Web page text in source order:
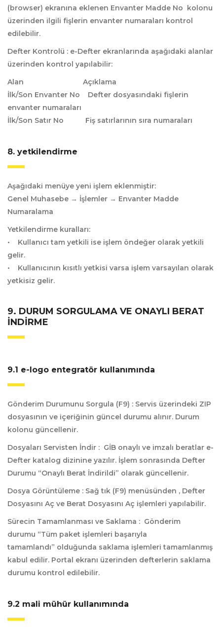
(browser) ekranına eklenen Envanter Madde No kolonu
üzerinden ilgili fişlerin envanter numaraları kontrol
edilebilir.
Defter Kontrolü : e-Defter ekranlarında aşağıdaki alanlar
üzerinden kontrol yapılabilir:
Alan Açıklama
İlk/Son Envanter No Defter dosyasındaki fişlerin
envanter numaraları
İlk/Son Satır No Fiş satırlarının sıra numaraları
8. yetkilendirme
Aşağıdaki menüye yeni işlem eklenmiştir:
Genel Muhasebe → İşlemler → Envanter Madde
Numaralama
Yetkilendirme kuralları:
• Kullanıcı tam yetkili ise işlem öndeğer olarak yetkili
gelir.
• Kullanıcının kısıtlı yetkisi varsa işlem varsayılan olarak
yetkisiz gelir.
9. DURUM SORGULAMA VE ONAYLI BERAT
İNDIRME
9.1 e-logo entegratör kullanımında
Gönderim Durumunu Sorgula (F9) : Servis üzerindeki ZIP
dosyasının ve içeriğinin güncel durumu alınır. Durum
kolonu güncellenir.
Dosyaları Servisten İndir : GİB onaylı ve imzalı beratlar e-
Defter katalog dizinine yazılır. İşlem sonrasında Defter
Durumu “Onaylı Berat İndirildi” olarak güncellenir.
Dosya Görüntüleme : Sağ tık (F9) menüsünden , Defter
Dosyasını Aç ve Berat Dosyasını Aç işlemleri yapılabilir.
Sürecin Tamamlanması ve Saklama : Gönderim
durumu “Tüm paket işlemleri başarıyla
tamamlandı” olduğunda saklama işlemleri tamamlanmış
kabul edilir. Portal ekranı üzerinden defterlerin saklama
durumu kontrol edilebilir.
9.2 mali mühür kullanımında